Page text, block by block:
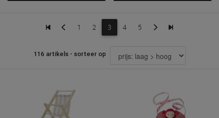
Extra filters
poppenuitzet
poppenhuis & aanvulsets
1 2 3 4 5
116 artikels - sorteer op